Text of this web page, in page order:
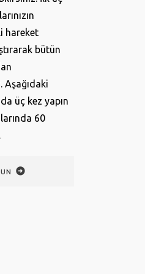
hareket
bütün
Aşağıdaki
üç kez yapın
60